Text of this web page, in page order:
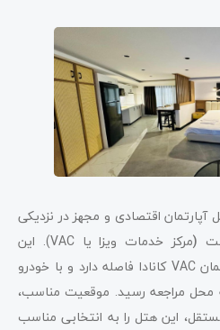
اقتصادی و مجهز در نزدیکی
(
مرکز خدمات ویزا یا VAC). این
متر با ساختمان VAC کانادا فاصله دارد و با خودرو
محل مراجعه رسید. موقعیت مناسب،
این هتل را به انتخابی مناسب